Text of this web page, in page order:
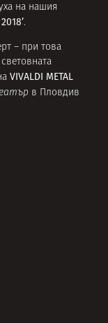
на нашия
.
– при това
VIVALDI METAL
в Пловдив